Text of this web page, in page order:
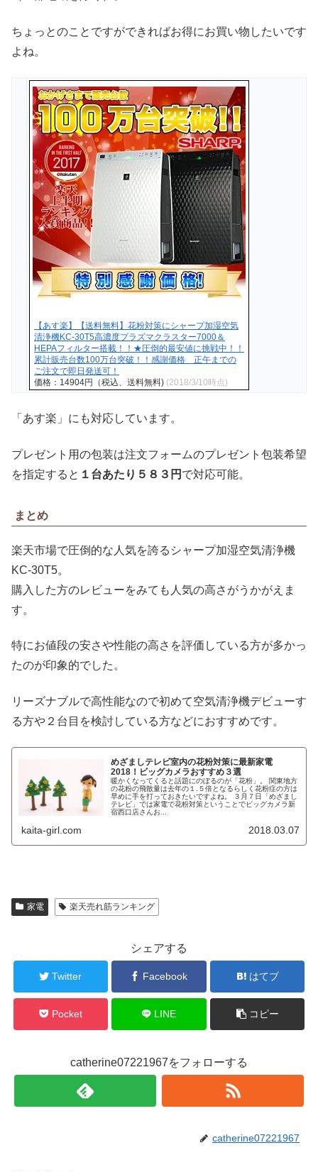
ちょっとのことですができればお得にお買い物したいです
よね。
【あす楽】【送料無料】花粉対策にシャープ加湿空気
清浄機KC-30T5高濃度プラズマクラスター7000＆
HEPAフィルター搭載！！★圧倒的最安値に挑戦中！！
累計販売台数100万台突破！！感謝価格 正午までの
ご注文で即日発送可！
価格：14904円（税込、送料無料) (2018/3/10時点)
「あす楽」にも対応しています。
プレゼント用の包装は注文フォームのプレゼント包装希望
を指定すると １台あたり５８３円 で対応可能。
まとめ
楽天市場で圧倒的な人気を誇るシャープ加湿空気清浄機
KC-30T5。
購入した方のレビューをみても人気の高さがうかがえま
す。
特にお値段の安さや性能の高さを評価している方が多かっ
たのが印象的でした。
リーズナブルで高性能なので初めて空気清浄機デビューす
る方や２台目を検討している方などにおすすめです。
めざましテレビ室内の花粉対策に最新家電
2018！ビッグカメラおすすめ３選
暖かくなってくると話題にのぼるのが「花粉」。 関東地方
の花粉の飛散量は去年の１.５倍となるらしく花粉症の方は
早めに手を打っておきたいですよね。 ３月７日「めざまし
テレビ」では家電で花粉対策ということでビッグカメラ新
宿西口店さんお...
kaita-girl.com 2018.03.07
家電 楽天売れ筋ランキング
シェアする
Twitter Facebook はてブ
Pocket LINE コピー
catherine07221967をフォローする
catherine07221967